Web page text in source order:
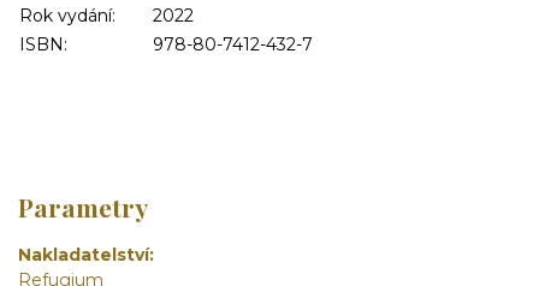
Rok vydání:
2022
ISBN:
978-80-7412-432-7
Parametry
Nakladatelství
Refugium